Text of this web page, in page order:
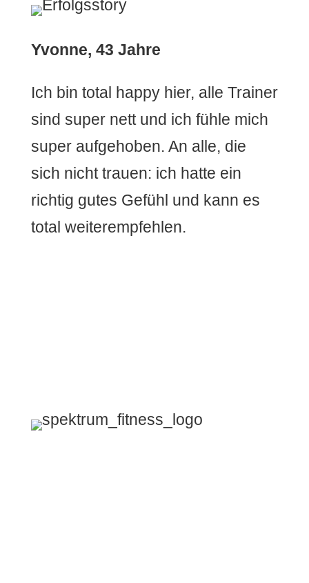
Yvonne, 43 Jahre
Ich bin total happy hier, alle Trainer
sind super nett und ich fühle mich
super aufgehoben. An alle, die
sich nicht trauen: ich hatte ein
richtig gutes Gefühl und kann es
total weiterempfehlen.